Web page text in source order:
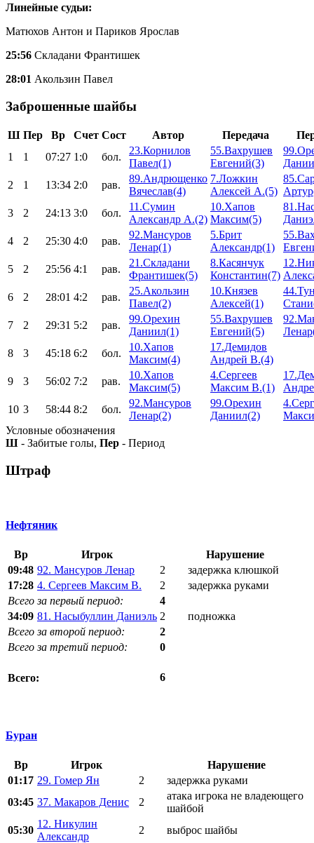
Линейные судьи:
Матюхов Антон и Париков Ярослав
25:56 Складани Франтишек
28:01 Акользин Павел
Заброшенные шайбы
Ш Пер Вр Счет Сост Автор Передача
1
1 07:27 1:0 бол.
23.Корнилов
Павел(1)
55.Вахрушев
Евгений(3)
2
1 13:34 2:0 рав.
89.Андрющенко
Вячеслав(4)
7.Ложкин
Алексей А.(5)
3
2 24:13 3:0 бол.
11.Сумин
Александр А.(2)
10.Хапов
Максим(5)
4
2 25:30 4:0 рав.
92.Мансуров
Ленар(1)
5.Брит
Александр(1)
5
2 25:56 4:1 рав.
21.Складани
Франтишек(5)
8.Касянчук
Константин(7)
6
2 28:01 4:2 рав.
25.Акользин
Павел(2)
10.Князев
Алексей(1)
7
2 29:31 5:2 рав.
99.Орехин
Даниил(1)
55.Вахрушев
Евгений(5)
8
3 45:18 6:2 бол.
10.Хапов
Максим(4)
17.Демидов
Андрей В.(4)
9
3 56:02 7:2 рав.
10.Хапов
Максим(5)
4.Сергеев
Максим В.(1)
10 3 58:44 8:2 бол.
92.Мансуров
Ленар(2)
99.Орехин
Даниил(2)
Условные обозначения
Ш - Забитые голы, Пер - Период
Штраф
Нефтяник
Вр Игрок
Нарушение
09:48 92. Мансуров Ленар 2
задержка клюшкой
17:28 4. Сергеев Максим В. 2
задержка руками
Всего за первый период:
4
34:09 81. Насыбуллин Даниэль 2
подножка
Всего за второй период:
2
Всего за третий период:
0
Всего: 6
Буран
Вр Игрок
Нарушение
01:17 29. Гомер Ян 2
задержка руками
03:45 37. Макаров Денис 2
атака игрока не владеющего
шайбой
05:30
12. Никулин
Александр
2 выброс шайбы